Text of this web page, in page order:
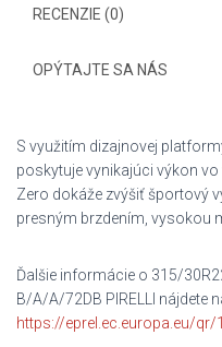
RECENZIE (0)
OPÝTAJTE SA NÁS
S využitím dizajnovej
poskytuje vynikajúci výkon
Zero dokáže zvýšiť športový
presným brzdením, vysokou
Ďalšie informácie o 315/
B/A/A/72DB PIRELLI nájdete
https://eprel.ec.europa.eu/qr/